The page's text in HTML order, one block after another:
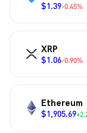
$1.39-0.45%
XRP
$1.06-0.90%
Ethereum
$1,905.69